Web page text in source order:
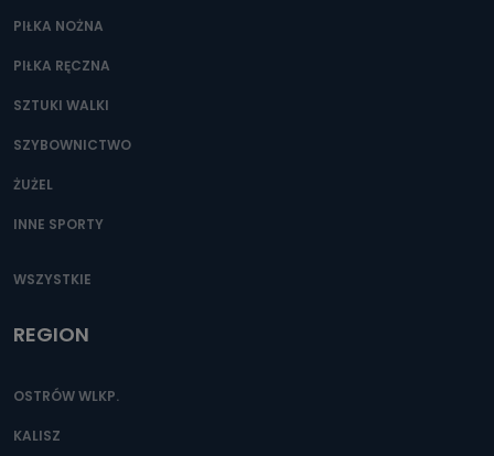
dane, które pochodzą bezpośrednio od Państwa (lub
zostały przekazane w Państwa imieniu) lub dane osobowe,
szczególności: imię i nazwisko, adres e-mail, telefon
danych osobowych są pracownicy i współpracownicy
oraz partnerzy wspomagający administratora w jego
Jak skontaktować się z inspektorem
danych osobowych?
Można to zrobić pod numerem telefonu 62 735-51-05 lub
PIŁKA NOŻNA
PIŁKA RĘCZNA
SZTUKI WALKI
SZYBOWNICTWO
ŻUŻEL
INNE SPORTY
WSZYSTKIE
REGION
OSTRÓW WLKP.
KALISZ